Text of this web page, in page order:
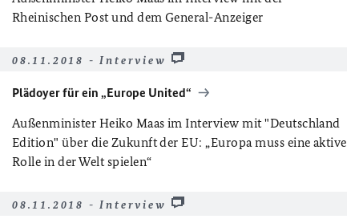
Rheinischen Post und dem General-Anzeiger
08.11.2018 - Interview
Plädoyer für ein „Europe United“
Außenminister Heiko Maas im Interview mit "Deutschland
Edition" über die Zukunft der EU: „Europa muss eine aktive
Rolle in der Welt spielen“
08.11.2018 - Interview